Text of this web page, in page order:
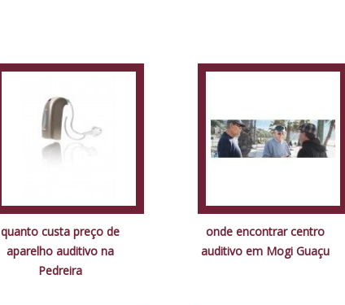
quanto custa preço de
aparelho auditivo na
Pedreira
onde encontrar centro
auditivo em Mogi Guaçu